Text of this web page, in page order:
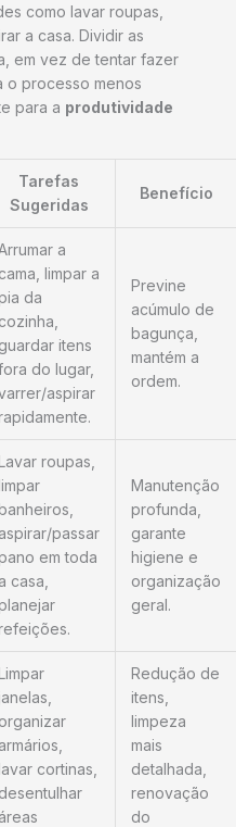
como lavar roupas,
a casa. Dividir as
em vez de tentar fazer
o processo menos
para a produtividade
Tarefas
Sugeridas
Benefício
a
cama, limpar a
da
cozinha,
guardar itens
do lugar,
aspirar
Previne
acúmulo de
bagunça,
mantém a
ordem.
roupas,
aspirar/passar
em toda
a casa,
Manutenção
profunda,
garante
higiene e
organização
geral.
organizar
armários,
cortinas,
desentulhar
áreas
Redução de
itens,
limpeza
mais
detalhada,
renovação
do